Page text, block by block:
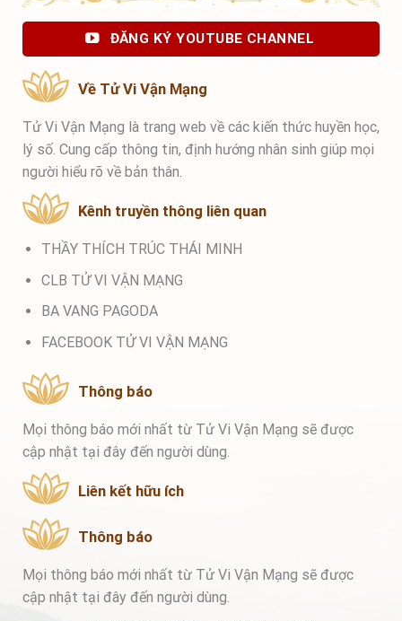
ĐĂNG KÝ YOUTUBE CHANNEL
Về Tử Vi Vận Mạng
Tử Vi Vận Mạng là trang web về các kiến thức huyền học,
lý số. Cung cấp thông tin, định hướng nhân sinh giúp mọi
người hiểu rõ về bản thân.
Kênh truyền thông liên quan
THẦY THÍCH TRÚC THÁI MINH
CLB TỬ VI VẬN MẠNG
BA VANG PAGODA
FACEBOOK TỬ VI VẬN MẠNG
Thông báo
Mọi thông báo mới nhất từ Tử Vi Vận Mạng sẽ được
cập nhật tại đây đến người dùng.
Liên kết hữu ích
Thông báo
Mọi thông báo mới nhất từ Tử Vi Vận Mạng sẽ được
cập nhật tại đây đến người dùng.